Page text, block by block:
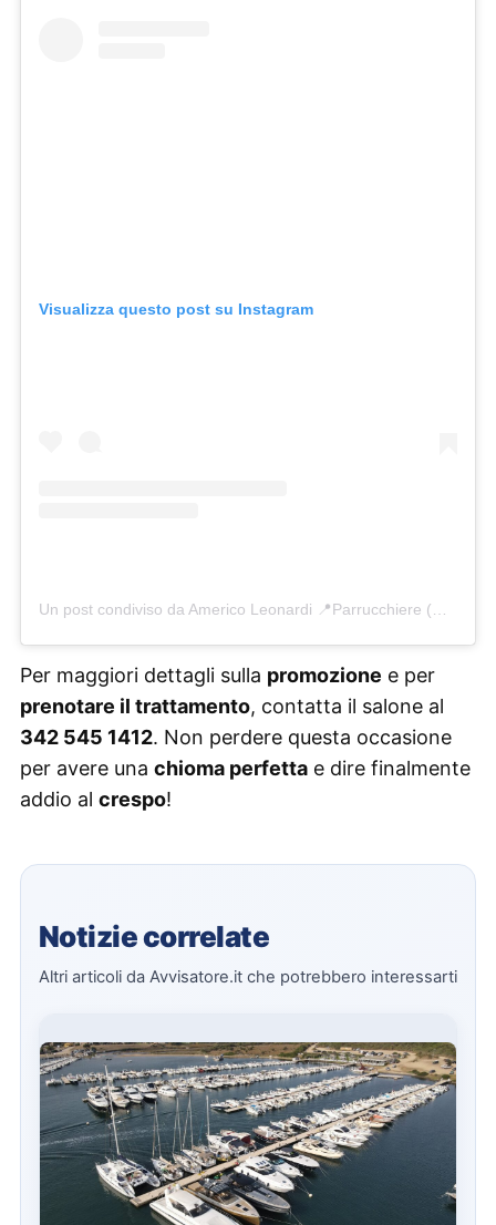
Visualizza questo post su Instagram
Per maggiori dettagli sulla promozione e per
prenotare il trattamento, contatta il salone al
342 545 1412. Non perdere questa occasione
per avere una chioma perfettae dire finalmente
addio al crespo!
Notizie correlate
Altri articoli da Avvisatore.it che potrebbero interessarti